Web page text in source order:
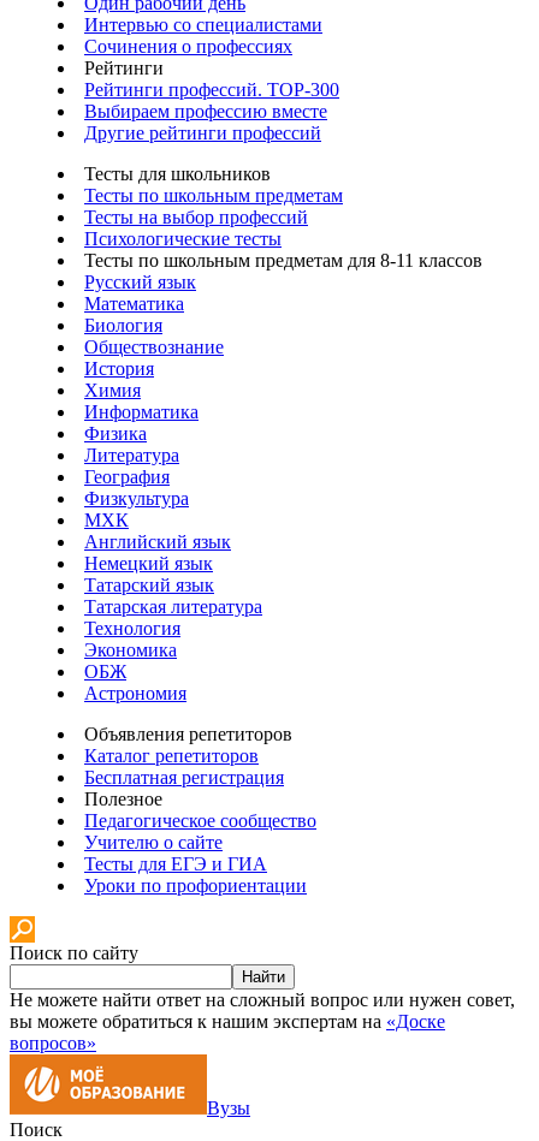
Интервью со специалистами
Сочинения о профессиях
Рейтинги
Рейтинги профессий. TOP-300
Выбираем профессию вместе
Другие рейтинги профессий
Тесты для школьников
Тесты по школьным предметам
Тесты на выбор профессий
Психологические тесты
Тесты по школьным предметам для 8-11 классов
Русский язык
Математика
Биология
Обществознание
История
Химия
Информатика
Физика
Литература
География
Физкультура
МХК
Английский язык
Немецкий язык
Татарский язык
Татарская литература
Технология
Экономика
ОБЖ
Астрономия
Объявления репетиторов
Каталог репетиторов
Бесплатная регистрация
Полезное
Педагогическое сообщество
Учителю о сайте
Тесты для ЕГЭ и ГИА
Уроки по профориентации
Поиск по сайту
Найти
Не можете найти ответ на сложный вопрос или нужен совет,
вы можете обратиться к нашим экспертам на «Доске
вопросов»
Вузы
Поиск